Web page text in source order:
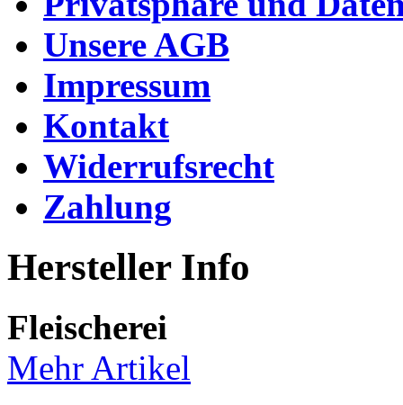
Unsere AGB
Impressum
Kontakt
Widerrufsrecht
Zahlung
Hersteller Info
Fleischerei
Mehr Artikel